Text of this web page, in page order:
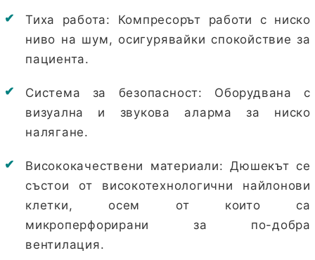
Тиха работа: Компресорът работи с ниско
ниво на шум, осигурявайки спокойствие за
пациента.
Система за безопасност: Оборудвана с
визуална и звукова аларма за ниско
налягане.
Висококачествени материали: Дюшекът се
състои от високотехнологични найлонови
клетки, осем от които са
микроперфорирани за по-добра
вентилация.